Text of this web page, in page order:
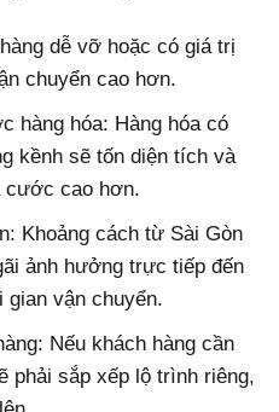
dễ vỡ hoặc có giá trị
chuyển cao hơn.
hàng hóa: Hàng hóa có
kềnh sẽ tốn diện tích và
cước cao hơn.
Khoảng cách từ Sài Gòn
ảnh hưởng trực tiếp đến
vận chuyển.
Nếu khách hàng cần
phải sắp xếp lộ trình riêng,